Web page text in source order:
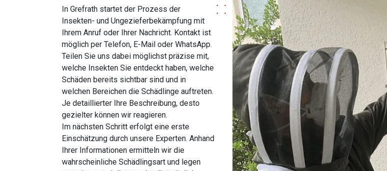
In Grefrath startet der Prozess der
Insekten- und Ungezieferbekämpfung mit
Ihrem Anruf oder Ihrer Nachricht. Kontakt ist
möglich per Telefon, E-Mail oder WhatsApp.
Teilen Sie uns dabei möglichst präzise mit,
welche Insekten Sie entdeckt haben, welche
Schäden bereits sichtbar sind und in
welchen Bereichen die Schädlinge auftreten.
Je detaillierter Ihre Beschreibung, desto
gezielter können wir reagieren.
Im nächsten Schritt erfolgt eine erste
Einschätzung durch unsere Experten. Anhand
Ihrer Informationen ermitteln wir die
wahrscheinliche Schädlingsart und legen